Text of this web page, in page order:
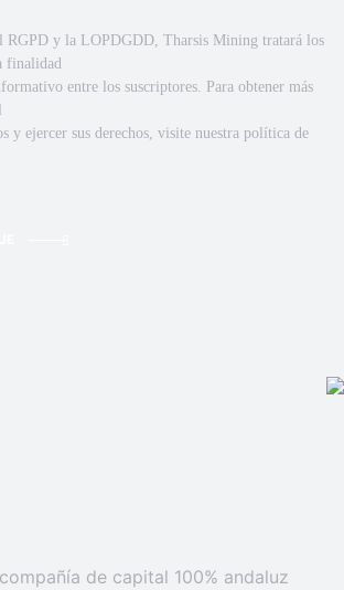
RGPD y la LOPDGDD, Tharsis Mining tratará los
finalidad
entre los suscriptores. Para obtener más
y ejercer sus derechos, visite nuestra política de
de capital 100% andaluz